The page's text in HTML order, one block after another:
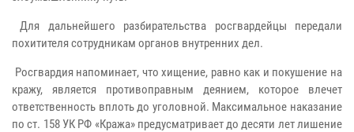
Для дальнейшего разбирательства росгвардейцы передали
похитителя сотрудникам органов внутренних дел.
Росгвардия напоминает, что хищение, равно как и покушение на
кражу, является противоправным деянием, которое влечет
ответственность вплоть до уголовной. Максимальное наказание
по ст. 158 УК РФ «Кража» предусматривает до десяти лет лишение